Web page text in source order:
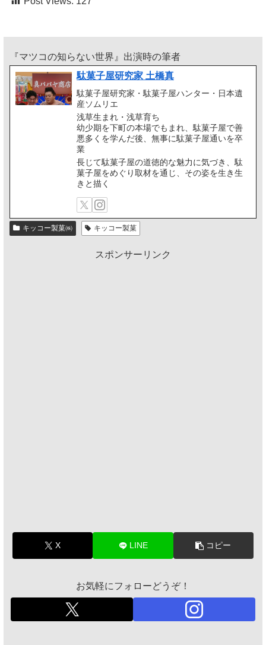
『マツコの知らない世界』出演時の筆者
駄菓子屋研究家 土橋真
駄菓子屋研究家・駄菓子屋ハンター・日本遺
産ソムリエ
浅草生まれ・浅草育ち
幼少期を下町の本場でもまれ、駄菓子屋で善
悪多くを学んだ後、無事に駄菓子屋通いを卒
業
長じて駄菓子屋の道徳的な魅力に気づき、駄
菓子屋をめぐり取材を通じ、その姿を生き生
きと描く
キッコー製菓㈱ キッコー製菓
スポンサーリンク
X LINE コピー
お気軽にフォローどうぞ！